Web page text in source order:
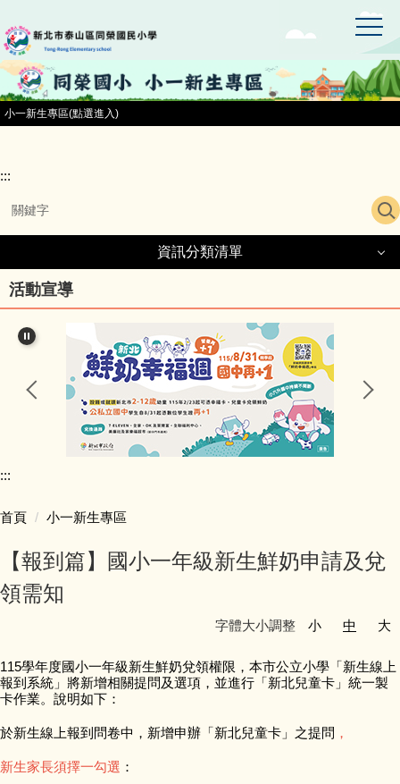
到
主
要
內
容
區
小一新生專區(點選進入)
:::
資訊分類清單
資訊分類清單
同榮國小首頁
小一新生專區
行政團隊介紹
學校行事簡曆
同榮教室配置圖
公職人員利益迴避專區
活動宣導
:::
首頁 小一新生專區
【報到篇】國小一年級新生鮮奶申請及兌
領需知
字體大小調整 小 中 大
115學年度國小一年級新生鮮奶兌領權限，本市公立小學「新生線上
報到系統」將新增相關提問及選項，並進行「新北兒童卡」統一製
卡作業。說明如下：
於新生線上報到問卷中， 新增申辦「新北兒童卡」之提問 ，
新生家長須擇一勾選 ：